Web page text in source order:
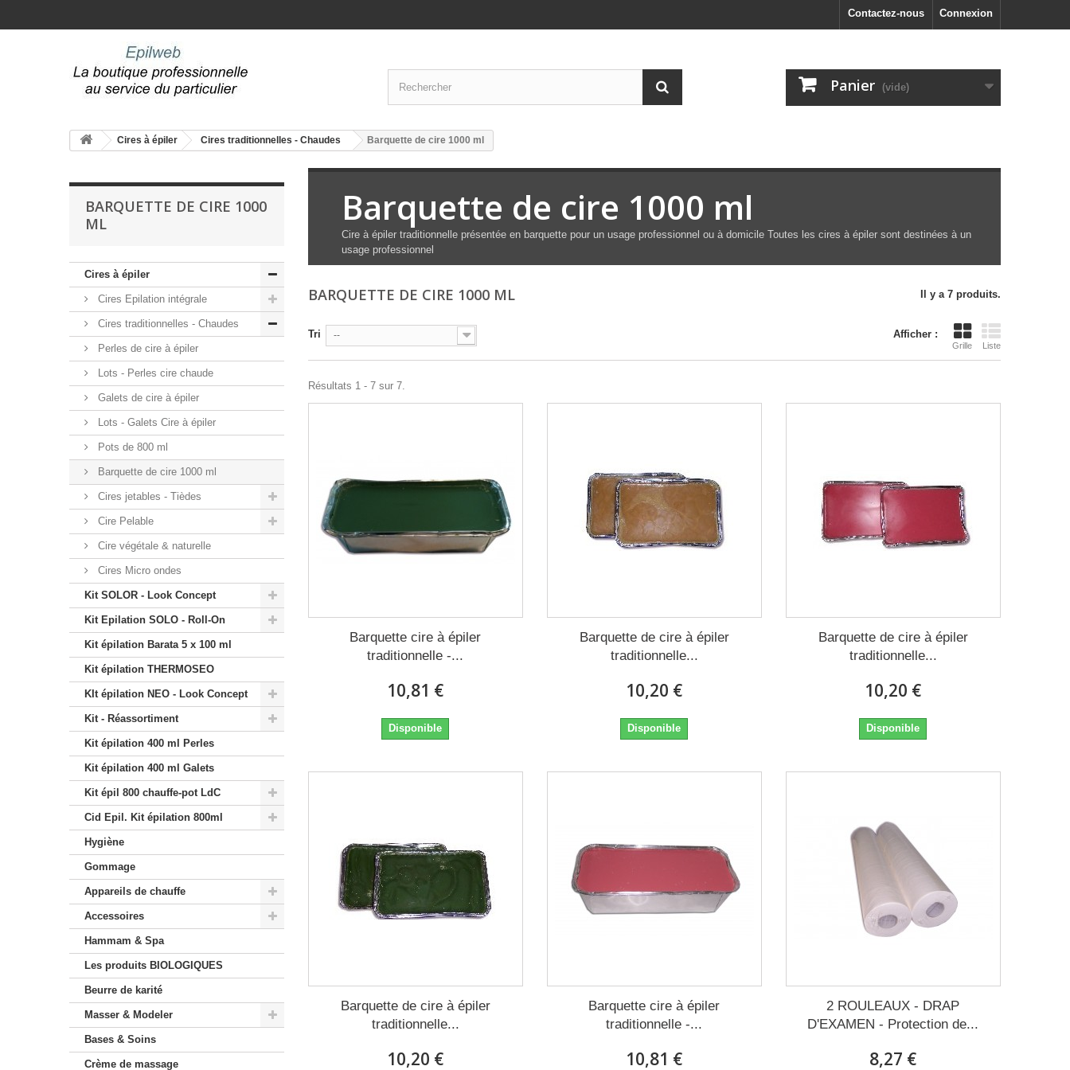
Connexion
Contactez-nous
Panier (vide)
Cires à épiler Cires traditionnelles - Chaudes Barquette de cire 1000 ml
BARQUETTE DE CIRE 1000
ML
Cires à épiler
Cires Epilation intégrale
Cires traditionnelles - Chaudes
Perles de cire à épiler
Lots - Perles cire chaude
Galets de cire à épiler
Lots - Galets Cire à épiler
Pots de 800 ml
Barquette de cire 1000 ml
Cires jetables - Tièdes
Cire Pelable
Cire végétale & naturelle
Cires Micro ondes
Kit SOLOR - Look Concept
Kit Epilation SOLO - Roll-On
Kit épilation Barata 5 x 100 ml
Kit épilation THERMOSEO
KIt épilation NEO - Look Concept
Kit - Réassortiment
Kit épilation 400 ml Perles
Kit épilation 400 ml Galets
Kit épil 800 chauffe-pot LdC
Cid Epil. Kit épilation 800ml
Hygiène
Gommage
Appareils de chauffe
Accessoires
Hammam & Spa
Les produits BIOLOGIQUES
Beurre de karité
Masser & Modeler
Bases & Soins
Crème de massage
Barquette de cire 1000 ml
Cire à épiler traditionnelle présentée en barquette pour un usage professionnel ou à domicile Toutes les cires à épiler sont destinées à un
usage professionnel
BARQUETTE DE CIRE 1000 ML Il y a 7 produits.
Afficher :
Grille Liste
Tri --
Résultats 1 - 7 sur 7.
Barquette cire à épiler
traditionnelle -...
10,81 €
Disponible
Barquette de cire à épiler
traditionnelle...
10,20 €
Disponible
Barquette de cire à épiler
traditionnelle...
10,20 €
Disponible
Barquette de cire à épiler
traditionnelle...
10,20 €
Barquette cire à épiler
traditionnelle -...
10,81 €
2 ROULEAUX - DRAP
D'EXAMEN - Protection de...
8,27 €